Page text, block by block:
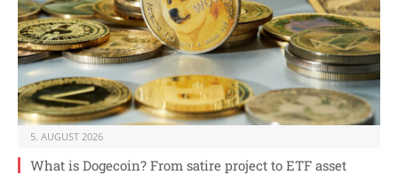
5. AUGUST 2026
What is Dogecoin? From satire project to ETF asset